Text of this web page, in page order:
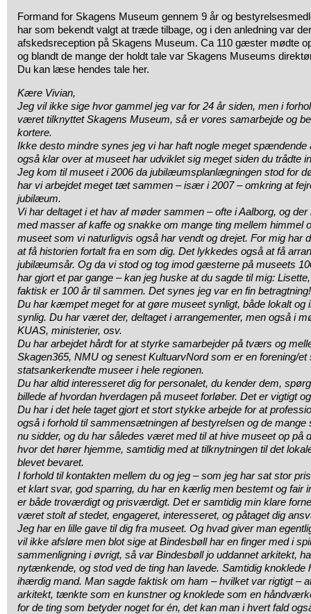
Formand for Skagens Museum gennem 9 år og
har som bekendt valgt at træde tilbage, og i den anledning var
afskedsreception på Skagens Museum. Ca 110 gæster mødte
og blandt de mange der holdt tale var Skagens Museums
Du kan læse hendes tale her.
Kære Vivian,
Jeg vil ikke sige hvor gammel jeg var for 24 år siden, men i
været tilknyttet Skagens Museum, så er vores samarbejde og
kortere.
Ikke desto mindre synes jeg vi har haft nogle meget spændende
også klar over at museet har udviklet sig meget siden du trådte
Jeg kom til museet i 2006 da jubilæumsplanlægningen stod for
har vi arbejdet meget tæt sammen – især i 2007 – omkring at
jubilæum.
Vi har deltaget i et hav af møder sammen – ofte i Aalborg, og
med masser af kaffe og snakke om mange ting mellem himmel
museet som vi naturligvis også har vendt og drejet. For mig har
at få historien fortalt fra en som dig. Det lykkedes også at få
jubilæumsår. Og da vi stod og tog imod gæsterne på museets
har gjort et par gange – kan jeg huske at du sagde til mig:
faktisk er 100 år til sammen. Det synes jeg var en fin betragtning!
Du har kæmpet meget for at gøre museet synligt, både lokalt og
synlig. Du har været der, deltaget i arrangementer, men også i
KUAS, ministerier, osv.
Du har arbejdet hårdt for at styrke samarbejder på tværs og
Skagen365, NMU og senest KultuarvNord som er en forening/
statsankerkendte museer i hele regionen.
Du har altid interesseret dig for personalet, du kender dem,
billede af hvordan hverdagen på museet forløber. Det er vigtigt
Du har i det hele taget gjort et stort stykke arbejde for at
også i forhold til sammensætningen af bestyrelsen og de
nu sidder, og du har således været med til at hive museet op på
hvor det hører hjemme, samtidig med at tilknytningen til det
blevet bevaret.
I forhold til kontakten mellem du og jeg – som jeg har sat stor
et klart svar, god sparring, du har en kærlig men bestemt og fair
er både troværdigt og prisværdigt. Det er samtidig min klare
været stolt af stedet, engageret, interesseret, og påtaget dig
Jeg har en lille gave til dig fra museet. Og hvad giver man
vil ikke afsløre men blot sige at Bindesbøll har en finger med i
sammenligning i øvrigt, så var Bindesbøll jo uddannet arkitekt,
nytænkende, og stod ved de ting han lavede. Samtidig knoklede
ihærdig mand. Man sagde faktisk om ham – hvilket var rigtigt –
arkitekt, tænkte som en kunstner og knoklede som en
for de ting som betyder noget for én, det kan man i hvert fald